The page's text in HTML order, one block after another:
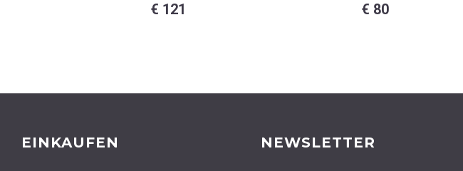
€ 121 € 80
EINKAUFEN NEWSLETTER